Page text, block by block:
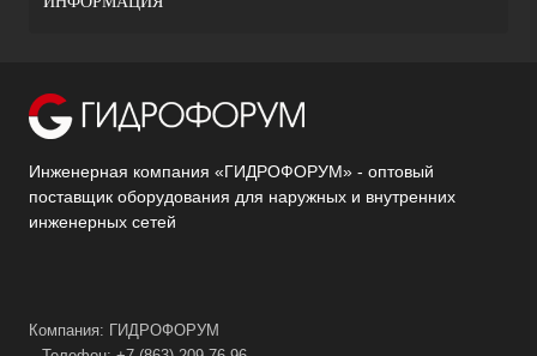
Инженерная компания «ГИДРОФОРУМ» - оптовый
поставщик оборудования для наружных и внутренних
инженерных сетей
Компания: ГИДРОФОРУМ